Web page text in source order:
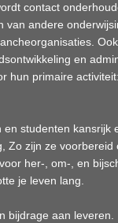
contact
van andere
en
hun primaire
studenten kansrijk
Zo zijn ze voorbereid
her-, om-, en
je leven lang.
bijdrage aan leveren.